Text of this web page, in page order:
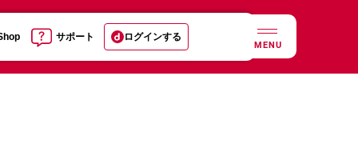
サポート ログインする
MENU